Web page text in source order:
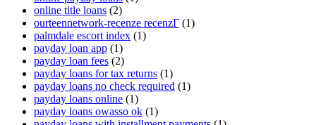
online title loans (2)
ourteennetwork-recenze recenzГ­ (1)
palmdale escort index (1)
payday loan app (1)
payday loan fees (2)
payday loans for tax returns (1)
payday loans no check required (1)
payday loans online (1)
payday loans owasso ok (1)